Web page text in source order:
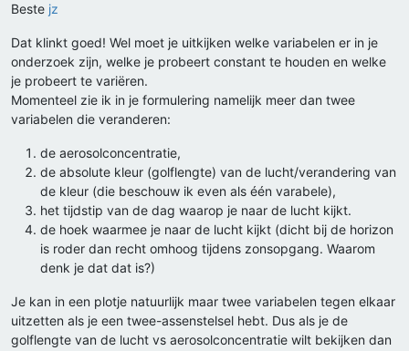
Beste jz
Dat klinkt goed! Wel moet je uitkijken welke variabelen er in je
onderzoek zijn, welke je probeert constant te houden en welke
je probeert te variëren.
Momenteel zie ik in je formulering namelijk meer dan twee
variabelen die veranderen:
de aerosolconcentratie,
de absolute kleur (golflengte) van de lucht/verandering van
de kleur (die beschouw ik even als één varabele),
het tijdstip van de dag waarop je naar de lucht kijkt.
de hoek waarmee je naar de lucht kijkt (dicht bij de horizon
is roder dan recht omhoog tijdens zonsopgang. Waarom
denk je dat dat is?)
Je kan in een plotje natuurlijk maar twee variabelen tegen elkaar
uitzetten als je een twee-assenstelsel hebt. Dus als je de
golflengte van de lucht vs aerosolconcentratie wilt bekijken dan